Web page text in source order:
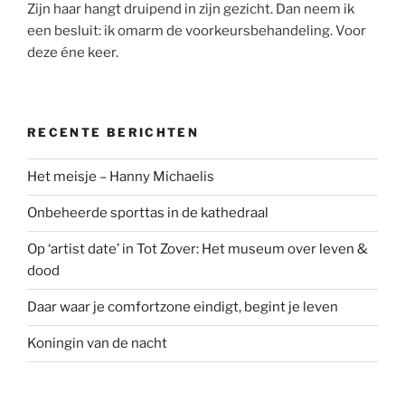
Zijn haar hangt druipend in zijn gezicht. Dan neem ik
een besluit: ik omarm de voorkeursbehandeling. Voor
deze éne keer.
RECENTE BERICHTEN
Het meisje – Hanny Michaelis
Onbeheerde sporttas in de kathedraal
Op ‘artist date’ in Tot Zover: Het museum over leven &
dood
Daar waar je comfortzone eindigt, begint je leven
Koningin van de nacht